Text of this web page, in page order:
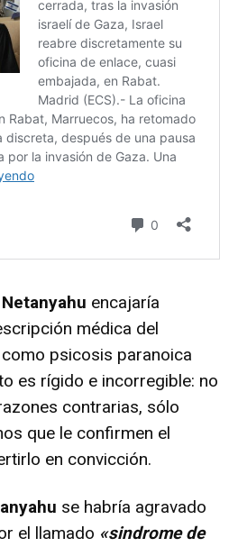
Netanyahu encajaría
médica del
psicosis paranoica
es rígido e incorregible: no
contrarias, sólo
que le confirmen el
en convicción.
se habría agravado
el llamado «sindrome de